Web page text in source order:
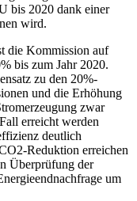
bis 2020 dank einer
wird.
die Kommission auf
bis zum Jahr 2020.
zu den 20%-
und die Erhöhung
zwar
erreicht werden
deutlich
Reduktion erreichen
Überprüfung der
um